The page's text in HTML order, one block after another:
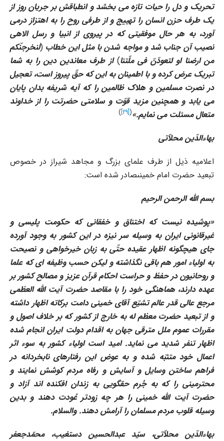
تحریک و دل را حیات تازه مى بخشد و انطباقش بر جریان روز از
یک طرف حزن انسان را تهییج و از طرفى روح را به اهتزاز درمى
آورد، به هر حال موفقیتى که در پیروى از انبیا و رسل الاهى
نصیب آن جناب شد و مواجه شدن با مثل این خطاب (لنخرجنّکم
من ارضنا او لتعودّنّ فى ملّتنا) از طرف معاندین دین را به شما
تبریک عرض کرده و با اطمینان به این که حقّ پیروز است، تعجیل
در نصرت مسلمین و هلاک ظالمین را که آیه شریفه بدان پایان
مى یابد و همچنین مزید قوّت و سلامتى حضرتت را از خداوند
متعال مسئلت مى نمایم.»
(
[29]
)
بهاءالدّین محلاّتى
اعلامیه ذیل از طرف علماى بزرگ و مجاهد شیراز در خصوص
تبعید حضرت امام خمینىصادر شده است:
بسم الله الرحمن الرحیم
«پوشیده نیست که اختناق و خفقانى که حکومت پلیسى و
غیرقانونى ایران به وسیله سر نیزه در این کشور به وجود آورده
جاى هیچگونه اظهار عقیده حتّى به زبان خیرخواهى و نصیحت
به اولیاء امور هم باقى نگذاشته و لیکن حسب وظیفه اى که علما
و روحانیون در حفظ و حراست احکام قرآن عزیز و مصالح کشور بر
عهده دارند، هماهنگى خود را با مقاصد حضرت آیت الله العظمى
مرجع عالى قدر عالم تشیّع آقاى خمینى دامت برکاته اظهار داشته
و از تبعید حضرت معظم له به خارج از کشور که بر خلاف اصول و
مقررات عموم ملل مترقى جهان به اقدام دولت ایران انجام شده
اظهار تنفر شدید مى نماید. امید است اولیاء کشور به سوء اثر
اعمال خود متنبّه شده و به عوض این رفتارهاى نابخردانه در
فراهم ساختن وسایل و آسایش و رفاه مردم کوشش نمایند و
محترمینى را که به جُرم حقگویى به زندان افکنده اند آزاد و
حضرت آیت الله خمینى را هر چه زودتر عُودت دهند و بدین
وسیله قلوب مردم مسلمان را آرامش دهند. والسلام.
بهاءالدّین محلاّتى، سیّد عبدالحسین دستغیب، محمّدجعفر